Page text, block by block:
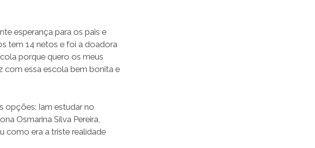
esperança para os pais e
tem 14 netos e foi a doadora
porque quero os meus
com essa escola bem bonita e
opções: Iam estudar no
Osmarina Silva Pereira,
como era a triste realidade